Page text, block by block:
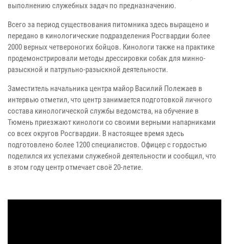
выполнению служебных задач по предназначению.
Всего за период существования питомника здесь выращено и
передано в кинологические подразделения Росгвардии более
2000 верных четвероногих бойцов. Кинологи также на практике
продемонстрировали методы дрессировки собак для минно-
разыскной и патрульно-разыскной деятельности.
Заместитель начальника центра майор Василий Полежаев в
интервью отметил, что центр занимается подготовкой личного
состава кинологической службы ведомства, на обучение в
Тюмень приезжают кинологи со своими верными напарниками
со всех округов Росгвардии. В настоящее время здесь
подготовлено более 1200 специалистов. Офицер с гордостью
поделился их успехами служебной деятельности и сообщил, что
в этом году центр отмечает своё 20-летие.